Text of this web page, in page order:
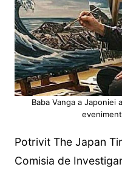
Baba Vanga a
Potrivit The Japan
Comisia de